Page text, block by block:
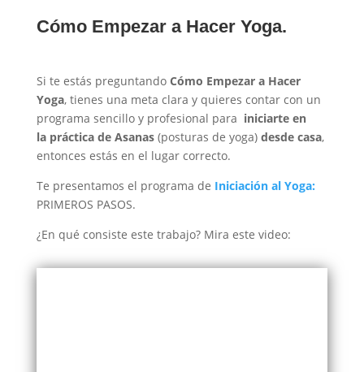
Cómo Empezar a Hacer Yoga.
Si te estás preguntando Cómo Empezar a Hacer
Yoga, tienes una meta clara y quieres contar con un
programa sencillo y profesional para iniciarte en
la práctica de Asanas(posturas de yoga) desde casa,
entonces estás en el lugar correcto.
Te presentamos el programa de Iniciación al Yoga:
PRIMEROS PASOS.
¿En qué consiste este trabajo? Mira este video: